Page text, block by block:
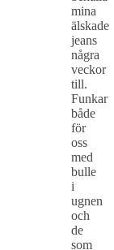
mina
älskade
jeans
några
veckor
till.
Funkar
både
för
oss
med
bulle
i
ugnen
och
de
som